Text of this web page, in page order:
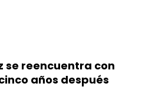
se reencuentra con
años después